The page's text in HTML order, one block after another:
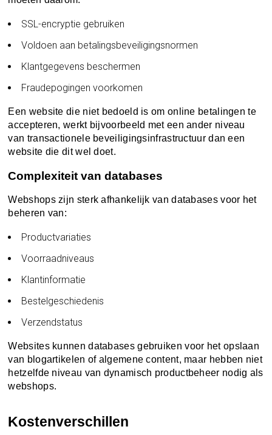
SSL-encryptie gebruiken
Voldoen aan betalingsbeveiligingsnormen
Klantgegevens beschermen
Fraudepogingen voorkomen
Een website die niet bedoeld is om online betalingen te
accepteren, werkt bijvoorbeeld met een ander niveau
van transactionele beveiligingsinfrastructuur dan een
website die dit wel doet.
Complexiteit van databases
Webshops zijn sterk afhankelijk van databases voor het
beheren van:
Productvariaties
Voorraadniveaus
Klantinformatie
Bestelgeschiedenis
Verzendstatus
Websites kunnen databases gebruiken voor het opslaan
van blogartikelen of algemene content, maar hebben niet
hetzelfde niveau van dynamisch productbeheer nodig als
webshops.
Kostenverschillen